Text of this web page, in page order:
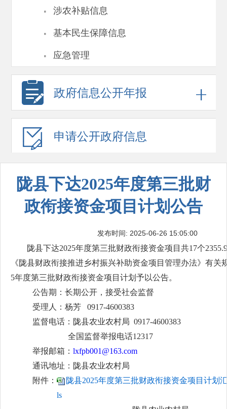
· 涉农补贴信息
· 基本民生保障信息
· 应急管理
政府信息公开年报
申请公开政府信息
陇县下达2025年度第三批财
政衔接资金项目计划公告
发布时间: 2025-06-26 15:05:00
陇县下达2025年度第三批财政衔接资金项目 共17个2355.9
《陇县财政衔接推进乡村振兴补助资金项目管理办法》有关
5年度第三批财政衔接资金项目计划予以公告。
公告期：长期公开，接受社会监督
受理人：杨芳
0917-4600383
监督电话： 陇县农业农村局 0917-4600383
全国监督举报电话12317
举报邮箱： lxfpb001@163.com
通讯地址： 陇县农业农村局
附件：
陇县2025年度第三批财政衔接资金项目计划
ls